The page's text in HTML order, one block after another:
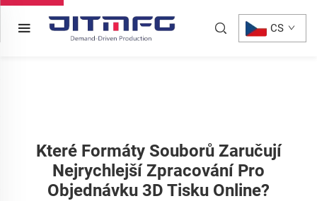
CS
Které Formáty Souborů Zaručují
Nejrychlejší Zpracování Pro
Objednávku 3D Tisku Online?